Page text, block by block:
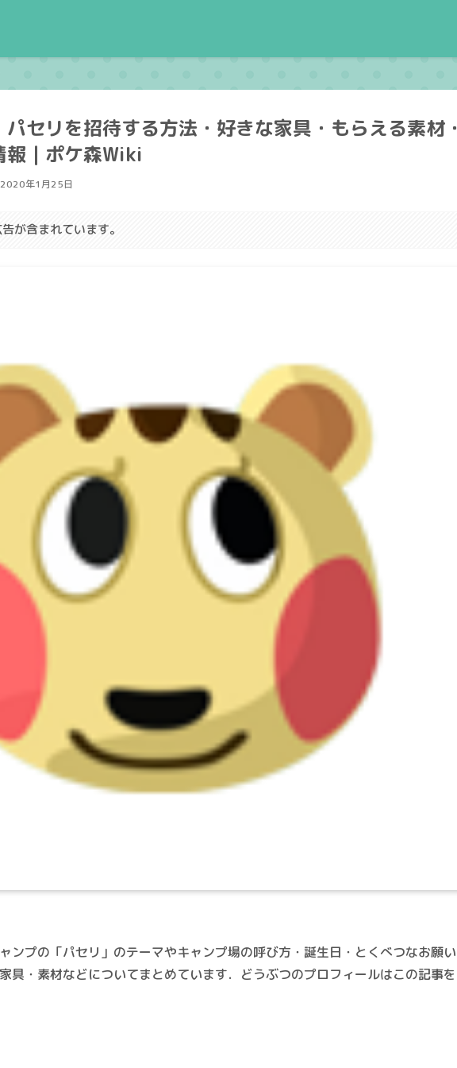
パセリを招待する方法・好きな家具・もらえる素材・
報｜ポケ森Wiki
2020年1月25日
が含まれています。
ンプの「パセリ」のテーマやキャンプ場の呼び方・誕生日・とくべつなお願い
具・素材などについてまとめています．どうぶつのプロフィールはこの記事を